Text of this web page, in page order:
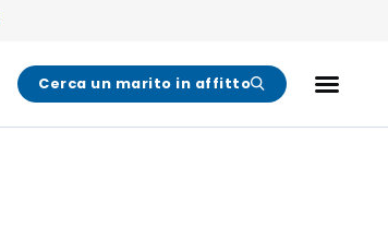
Cerca un marito in affitto